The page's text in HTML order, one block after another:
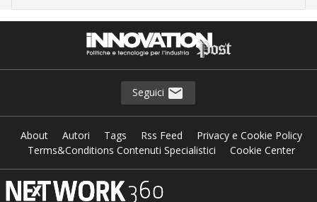
Seguici
About Autori Tags Rss Feed
Privacy e Cookie Policy
Terms&Conditions Contenuti Specialistici
Cookie Center